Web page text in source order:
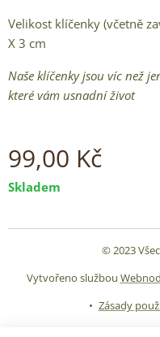
Velikost klíčenky (včetně
X 3 cm
Naše klíčenky jsou víc než
které vám usnadní život
99,00 Kč
Skladem
© 2023
Vytvořeno službou
Zásady